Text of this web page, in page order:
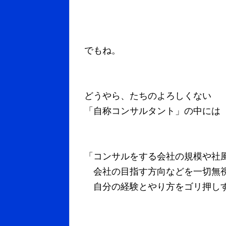
でもね。
どうやら、たちのよろしくない
「自称コンサルタント」の中には
「コンサルをする会社の規模や社
会社の目指す方向などを一切無
自分の経験とやり方をゴリ押し